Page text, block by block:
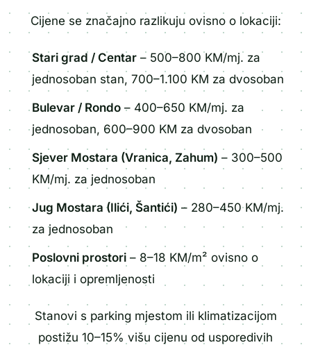
Cijene se značajno razlikuju ovisno o lokaciji:
Stari grad / Centar – 500–800 KM/mj. za
jednosoban stan, 700–1.100 KM za dvosoban
Bulevar / Rondo – 400–650 KM/mj. za
jednosoban, 600–900 KM za dvosoban
Sjever Mostara (Vranica, Zahum) – 300–500
KM/mj. za jednosoban
Jug Mostara (Ilići, Šantići) – 280–450 KM/mj.
za jednosoban
Poslovni prostori – 8–18 KM/m² ovisno o
lokaciji i opremljenosti
Stanovi s parking mjestom ili klimatizacijom
postižu 10–15% višu cijenu od usporedivih